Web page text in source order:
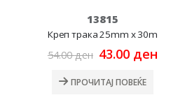
13815
Креп трака 25mm x 30m
54.00ден Original
was:
54.00 ден.
43.00 ден
ПРОЧИТАЈ ПОВЕЌЕ